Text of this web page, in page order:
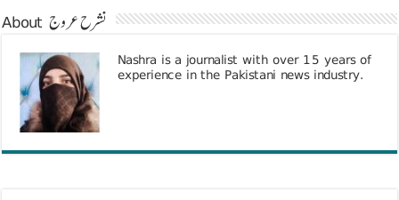
About نشرح عروج
Nashra is a journalist with over 15 years of
experience in the Pakistani news industry.